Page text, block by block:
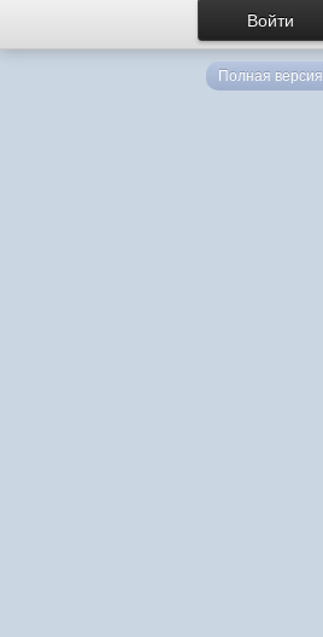
Полная версия